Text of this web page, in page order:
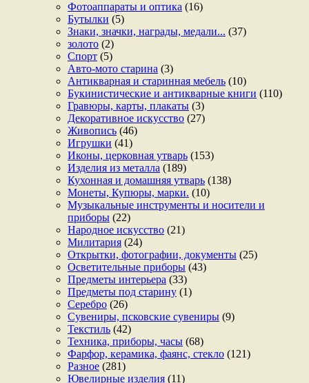
Фотоаппараты и оптика (16)
Бутылки (5)
Знаки, значки, награды, медали... (37)
золото (2)
Спорт (5)
Авто-мото старина (3)
Антикварная и старинная мебель (10)
Букинистические и антикварные книги (110)
Гравюры, карты, плакаты (3)
Декоративное искусство (27)
Живопись (46)
Игрушки (41)
Иконы, церковная утварь (153)
Изделия из металла (189)
Кухонная и домашняя утварь (138)
Монеты, Купюры, марки. (10)
Музыкальные инструменты и носители и
приборы (22)
Народное искусство (21)
Милитария (24)
Открытки, фотографии, документы (25)
Осветительные приборы (43)
Предметы интерьера (33)
Предметы под старину (1)
Серебро (26)
Сувениры, псковские сувениры (9)
Текстиль (42)
Техника, приборы, часы (68)
Фарфор, керамика, фаянс, стекло (121)
Разное (281)
Ювелирные изделия (11)